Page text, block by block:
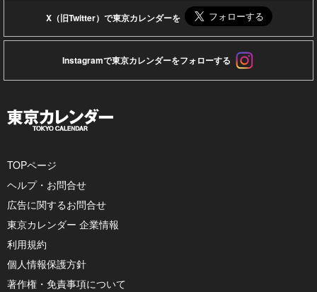
X（旧Twitter）で東京カレンダーを
Instagramで東京カレンダーをフォローする
TOPページ
ヘルプ・お問合せ
広告に関するお問合せ
東京カレンダー 企業情報
利用規約
個人情報保護方針
著作権・免責事項について